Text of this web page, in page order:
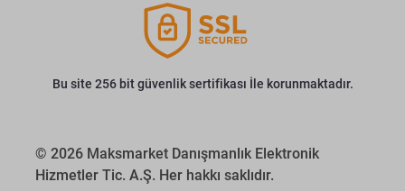
Bu site 256 bit güvenlik sertifikası İle korunmaktadır.
© 2026 Maksmarket Danışmanlık Elektronik
Hizmetler Tic. A.Ş. Her hakkı saklıdır.